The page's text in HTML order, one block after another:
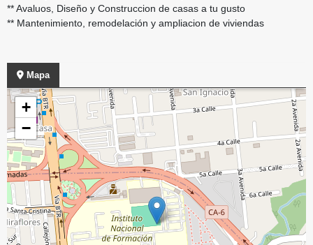
** Avaluos, Diseño y Construccion de casas a tu gusto
** Mantenimiento, remodelación y ampliacion de viviendas
Mapa
+
−